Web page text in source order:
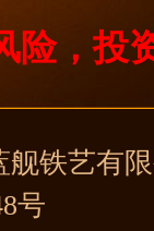
险，投
舰铁艺有
号